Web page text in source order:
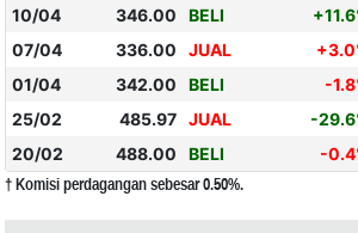
10/04
346.00 BELI
07/04
336.00 JUAL
01/04
342.00 BELI -
25/02
485.97 JUAL -
20/02
488.00 BELI -
† Komisi perdagangan sebesar 0.50%.